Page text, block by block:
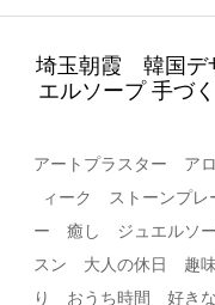
埼玉朝霞 韓国デ
エルソープ 手づ
アートプラスター ア
ィーク ストーンプ
ー 癒し ジュエルソ
スン 大人の休日 趣
り おうち時間 好き